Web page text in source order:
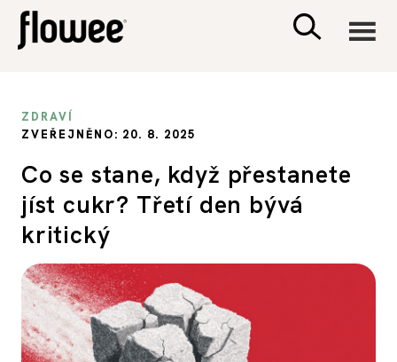
PSYCHOLOGIE
SEX A VZTAHY
ZDRAVÍ
ZVEŘEJNĚNO: 20. 8. 2025
Co se stane, když přestanete
jíst cukr? Třetí den bývá
kritický